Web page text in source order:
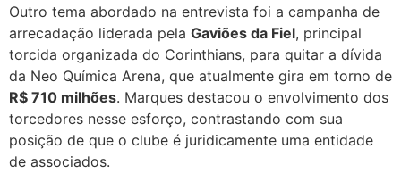
Outro tema abordado na entrevista foi a campanha de
arrecadação liderada pela Gaviões da Fiel, principal
torcida organizada do Corinthians, para quitar a dívida
da Neo Química Arena, que atualmente gira em torno de
R$ 710 milhões. Marques destacou o envolvimento dos
torcedores nesse esforço, contrastando com sua
posição de que o clube é juridicamente uma entidade
de associados.